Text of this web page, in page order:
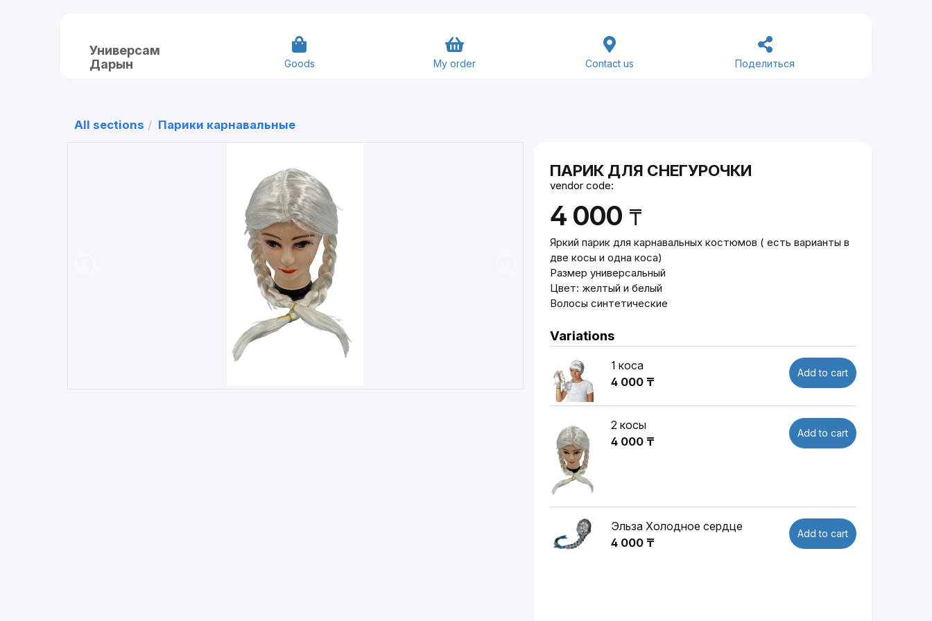
Универсам
Дарын
Goods My order Contact us Поделиться
All sections Парики карнавальные
ПАРИК ДЛЯ СНЕГУРОЧКИ
vendor code:
4 000 ₸
Яркий парик для карнавальных костюмов ( есть варианты в
две косы и одна коса)
Размер универсальный
Цвет: желтый и белый
Волосы синтетические
Variations
1 коса
4 000 ₸
Add to cart
2 косы
4 000 ₸
Add to cart
Эльза Холодное сердце
4 000 ₸
Add to cart